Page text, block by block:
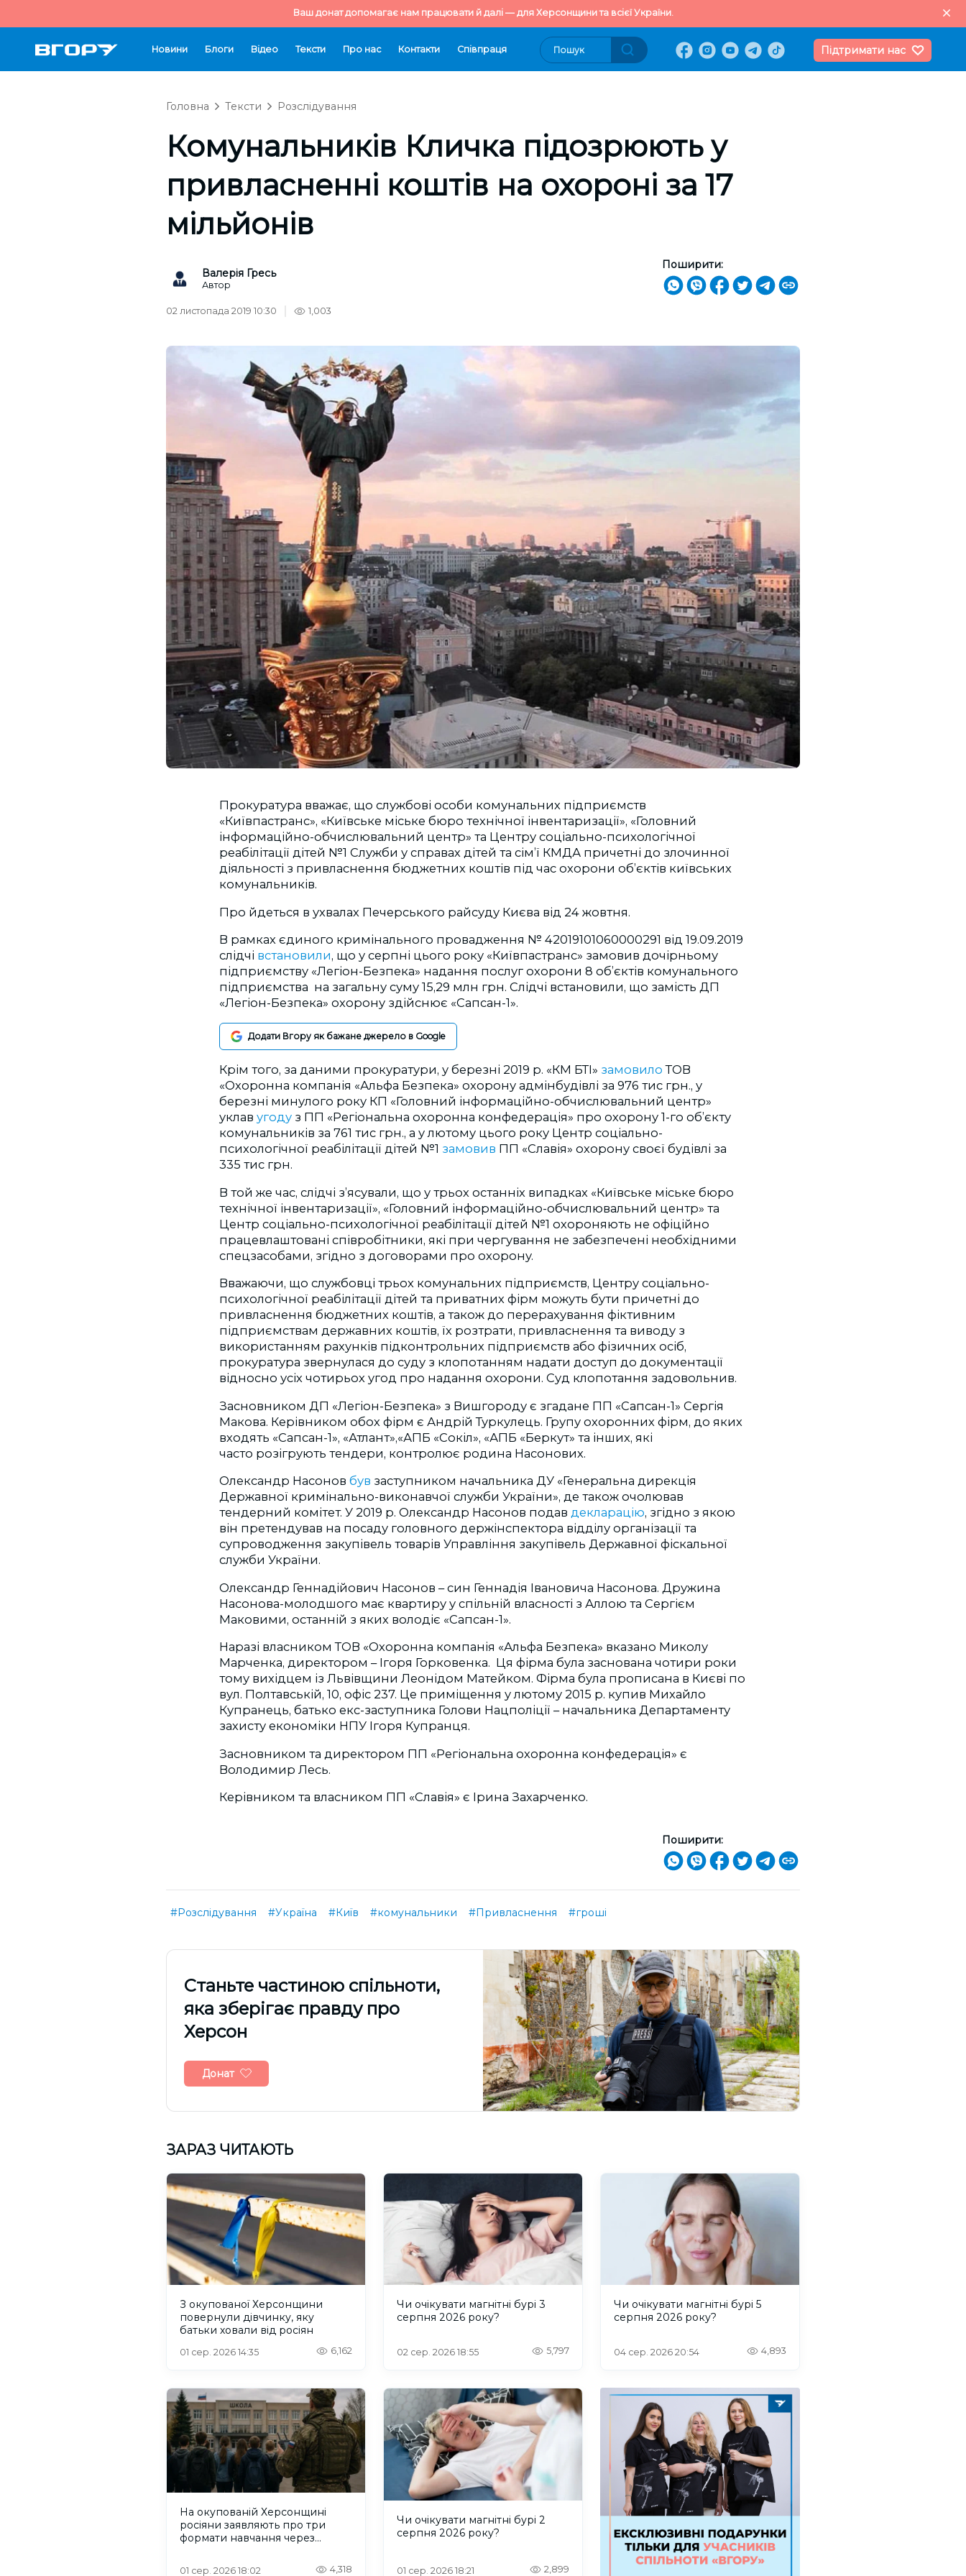
Ваш донат допомагає нам працювати й далі — для Херсонщини та всієї України.
Новини Блоги Відео Тексти Про нас Контакти Cпівпраця Підтримати нас
Головна Тексти Розслідування
Комунальників Кличка підозрюють у
привласненні коштів на охороні за 17
мільйонів
Валерія Гресь
Автор
Поширити:
02 листопада 2019 10:30 1,003
Прокуратура вважає, що службові особи комунальних підприємств
«Київпастранс», «Київське міське бюро технічної інвентаризації», «Головний
інформаційно-обчислювальний центр» та Центру соціально-психологічної
реабілітації дітей №1 Служби у справах дітей та сім’ї КМДА причетні до злочинної
діяльності з привласнення бюджетних коштів під час охорони об’єктів київських
комунальників.
Про йдеться в ухвалах Печерського райсуду Києва від 24 жовтня.
В рамках єдиного кримінального провадження № 42019101060000291 від 19.09.2019
слідчі встановили, що у серпні цього року «Київпастранс» замовив дочірньому
підприємству «Легіон-Безпека» надання послуг охорони 8 об’єктів комунального
підприємства на загальну суму 15,29 млн грн. Слідчі встановили, що замість ДП
«Легіон-Безпека» охорону здійснює «Сапсан-1».
Додати Вгору як бажане джерело в Google
Крім того, за даними прокуратури, у березні 2019 р. «КМ БТІ» замовило ТОВ
«Охоронна компанія «Альфа Безпека» охорону адмінбудівлі за 976 тис грн., у
березні минулого року КП «Головний інформаційно-обчислювальний центр»
уклав угоду з ПП «Регіональна охоронна конфедерація» про охорону 1-го об’єкту
комунальників за 761 тис грн., а у лютому цього року Центр соціально-
психологічної реабілітації дітей №1 замовив ПП «Славія» охорону своєї будівлі за
335 тис грн.
В той же час, слідчі з’ясували, що у трьох останніх випадках «Київське міське бюро
технічної інвентаризації», «Головний інформаційно-обчислювальний центр» та
Центр соціально-психологічної реабілітації дітей №1 охороняють не офіційно
працевлаштовані співробітники, які при чергування не забезпечені необхідними
спецзасобами, згідно з договорами про охорону.
Вважаючи, що службовці трьох комунальних підприємств, Центру соціально-
психологічної реабілітації дітей та приватних фірм можуть бути причетні до
привласнення бюджетних коштів, а також до перерахування фіктивним
підприємствам державних коштів, їх розтрати, привласнення та виводу з
використанням рахунків підконтрольних підприємств або фізичних осіб,
прокуратура звернулася до суду з клопотанням надати доступ до документації
відносно усіх чотирьох угод про надання охорони. Суд клопотання задовольнив.
Засновником ДП «Легіон-Безпека» з Вишгороду є згадане ПП «Сапсан-1» Сергія
Макова. Керівником обох фірм є Андрій Туркулець. Групу охоронних фірм, до яких
входять «Сапсан-1», «Атлант»,«АПБ «Сокіл», «АПБ «Беркут» та інших, які
часто розігрують тендери, контролює родина Насонових.
Олександр Насонов був заступником начальника ДУ «Генеральна дирекція
Державної кримінально-виконавчої служби України», де також очолював
тендерний комітет. У 2019 р. Олександр Насонов подав декларацію, згідно з якою
він претендував на посаду головного держінспектора відділу організації та
супроводження закупівель товарів Управління закупівель Державної фіскальної
служби України.
Олександр Геннадійович Насонов – син Геннадія Івановича Насонова. Дружина
Насонова-молодшого має квартиру у спільній власності з Аллою та Сергієм
Маковими, останній з яких володіє «Сапсан-1».
Наразі власником ТОВ «Охоронна компанія «Альфа Безпека» вказано Миколу
Марченка, директором – Ігоря Горковенка. Ця фірма була заснована чотири роки
тому вихідцем із Львівщини Леонідом Матейком. Фірма була прописана в Києві по
вул. Полтавській, 10, офіс 237. Це приміщення у лютому 2015 р. купив Михайло
Купранець, батько екс-заступника Голови Нацполіції – начальника Департаменту
захисту економіки НПУ Ігоря Купранця.
Засновником та директором ПП «Регіональна охоронна конфедерація» є
Володимир Лесь.
Керівником та власником ПП «Славія» є Ірина Захарченко.
Поширити:
#Розслідування #Україна #Київ #комунальники #Привласнення #гроші
Cтаньте частиною спільноти,
яка зберігає правду про
Херсон
Донат
ЗАРАЗ ЧИТАЮТЬ
З окупованої Херсонщини
повернули дівчинку, яку
батьки ховали від росіян
01 сер. 2026 14:35 6,162
Чи очікувати магнітні бурі 3
серпня 2026 року?
02 сер. 2026 18:55 5,797
Чи очікувати магнітні бурі 5
серпня 2026 року?
04 сер. 2026 20:54 4,893
На окупованій Херсонщині
росіяни заявляють про три
формати навчання через
01 сер. 2026 18:02 4,318
Чи очікувати магнітні бурі 2
серпня 2026 року?
01 сер. 2026 18:21 2,899